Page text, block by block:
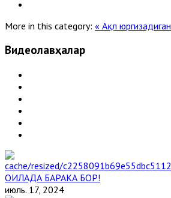
More in this category: « Ақл
Видеолавҳалар
ОИЛАДА БАРАКА БОР!
июль. 17, 2024